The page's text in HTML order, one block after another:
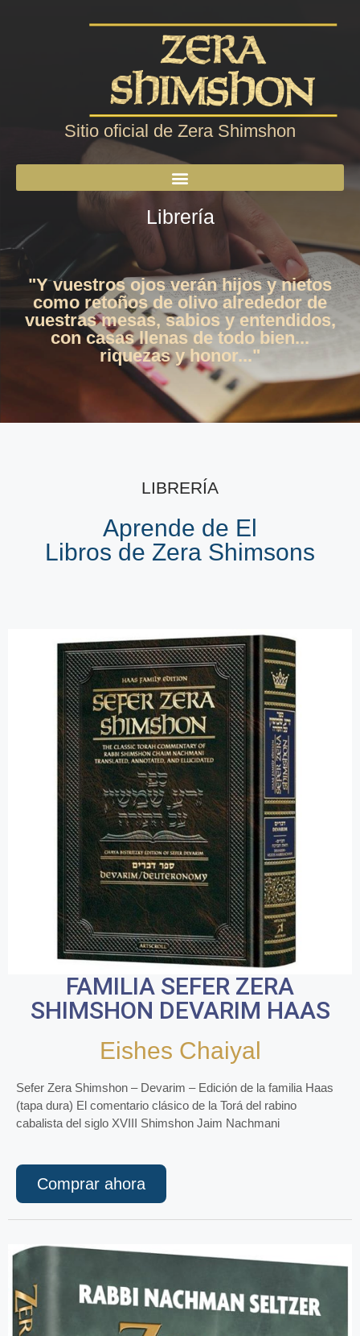
Sitio oficial de Zera Shimshon
Librería
"Y vuestros ojos verán hijos y nietos
como retoños de olivo alrededor de
vuestras mesas, sabios y entendidos,
con casas llenas de todo bien...
riquezas y honor..."
LIBRERÍA
Aprende de El
Libros de Zera Shimsons
FAMILIA SEFER ZERA
SHIMSHON DEVARIM HAAS
Eishes Chaiyal
Sefer Zera Shimshon – Devarim – Edición de la familia Haas
(tapa dura) El comentario clásico de la Torá del rabino
cabalista del siglo XVIII Shimshon Jaim Nachmani
Comprar ahora